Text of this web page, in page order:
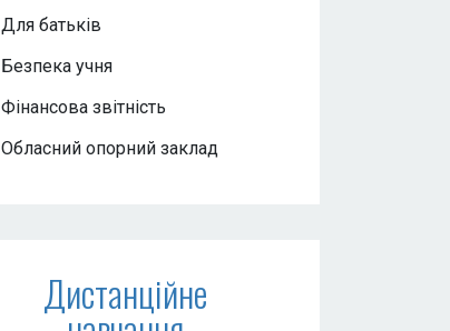
Для батьків
Безпека учня
Фінансова звітність
Обласний опорний заклад
Дистанційне